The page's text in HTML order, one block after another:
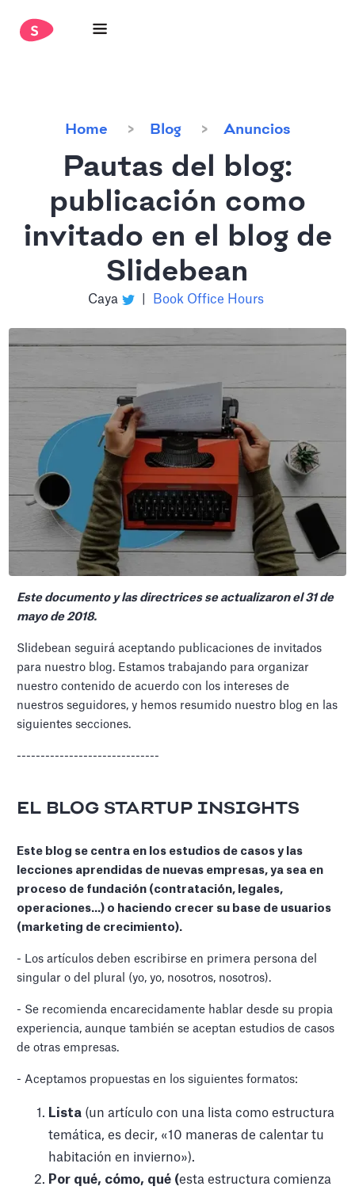
Home Blog Anuncios
Pautas del blog:
publicación como
invitado en el blog de
Slidebean
Caya Book Office Hours
Este documento y las directrices se actualizaron el 31 de
mayo de 2018.
Slidebean seguirá aceptando publicaciones de invitados
para nuestro blog. Estamos trabajando para organizar
nuestro contenido de acuerdo con los intereses de
nuestros seguidores, y hemos resumido nuestro blog en las
siguientes secciones.
------------------------------
EL BLOG STARTUP INSIGHTS
Este blog se centra en los estudios de casos y las
lecciones aprendidas de nuevas empresas, ya sea en
proceso de fundación (contratación, legales,
operaciones...) o haciendo crecer su base de usuarios
(marketing de crecimiento).
- Los artículos deben escribirse en primera persona del
singular o del plural (yo, yo, nosotros, nosotros).
- Se recomienda encarecidamente hablar desde su propia
experiencia, aunque también se aceptan estudios de casos
de otras empresas.
- Aceptamos propuestas en los siguientes formatos:
Lista (un artículo con una lista como estructura
temática, es decir, «10 maneras de calentar tu
habitación en invierno»).
Por qué, cómo, qué (esta estructura comienza